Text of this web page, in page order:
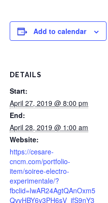
Add to calendar
DETAILS
Start:
April 27, 2019 @ 8:00 pm
End:
April 28, 2019 @ 1:00 am
Website:
https://cesare-
cncm.com/portfolio-
item/soiree-electro-
experimentale/?
fbclid=IwAR24AgtQAnOxm5
QvvHBY6v3PH6sV_ifS9nY3